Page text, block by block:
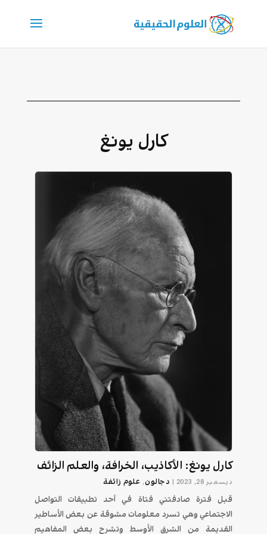
كارل يونغ
كارل يونغ: الأكاذيب، الخرافة، والعلم الزائف
ديسمبر 28, 2023 | دجالون, علوم زائفة
قبل فترة صادفتني فتاة في أحد تطبيقات التواصل
الاجتماعي وهي تسرد معلومات مشوقة عن بعض الأساطير
القديمة من الشرق الأوسط وتشرح بعض المفاهيم